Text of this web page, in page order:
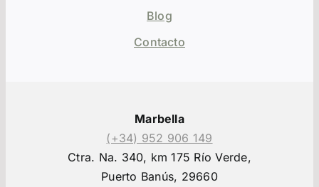
Blog
Contacto
Marbella
(+34) 952 906 149
Ctra. Na. 340, km 175 Río Verde,
Puerto Banús, 29660